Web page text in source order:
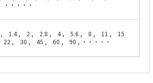
・・・・
, 1.4 , 2 , 2.8 , 4 , 5.6 , 8 , 11 , 15
, 30 , 45 , 60 , 90 , ・・・・・